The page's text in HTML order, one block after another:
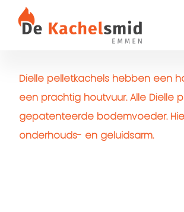
Ga naar de inhoud
Dielle pelletkachels hebben een
een prachtig houtvuur. Alle Dielle
gepatenteerde bodemvoeder.
onderhouds- en geluidsarm.